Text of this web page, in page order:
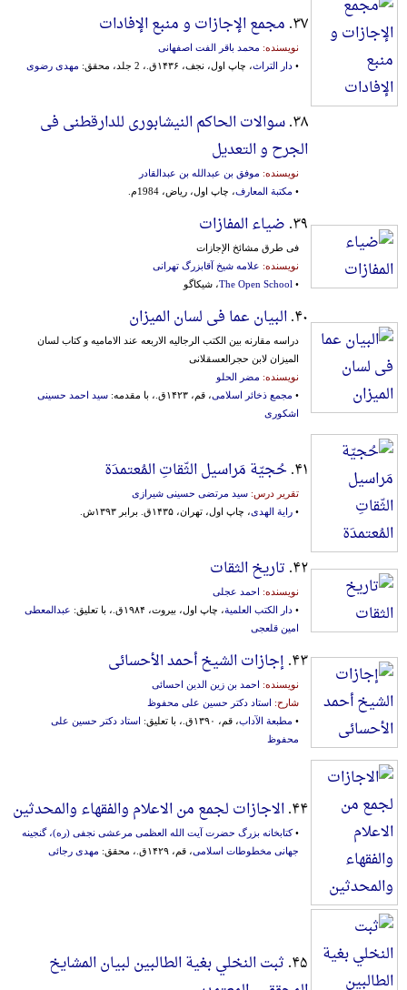
۳۷. مجمع الإجازات و منبع الإفادات
نویسنده: محمد باقر الفت اصفهانی
• دار التراث، چاپ اول، نجف، ۱۴۳۶ق.، 2 جلد، محقق: مهدی رضوی
۳۸. سوالات الحاکم النیشابوری للدارقطنی فی
الجرح و التعدیل
نویسنده: موفق بن عبدالله بن عبدالقادر
• مکتبة المعارف، چاپ اول، ریاض، 1984م.
۳۹. ضیاء المفازات
فی طرق مشائخ الإجازات
نویسنده: علامه شیخ آقابزرگ تهرانی
•
The Open School، شیکاگو
۴۰. البیان عما فی لسان المیزان
دراسه‌ مقارنه‌ بین‌ الکتب‌ الرجالیه‌ الاربعه‌ عند الامامیه‌ و کتاب‌ لسان‌
المیزان‌ لابن‌ حجرالعسقلانی‌
نویسنده: مضر الحلو
• مجمع ذخائر اسلامی، قم، ۱۴۲۳ق.، با مقدمه:
سید احمد حسینی
اشکوری
۴۱. حُجیّة مَراسیل الثّقاتِ المُعتمدَة
تقریر درس: سید مرتضی حسینی شیرازی
• رایة الهدی، چاپ اول، تهران، ۱۴۳۵ق. برابر ۱۳۹۳ش.
۴۲. تاریخ الثقات
نویسنده: احمد عجلی
• دار الکتب العلمیة، چاپ اول، بیروت، ۱۹۸۴ق.، با تعلیق:
عبدالمعطی
امین قلعجی
۴۳. إجازات الشیخ أحمد الأحسائی
نویسنده: احمد بن زین الدین احسائی
شارح: استاد دکتر حسین علی محفوظ
• مطبعة الآداب، قم، ۱۳۹۰ق.، با تعلیق:
استاد دکتر حسین علی
محفوظ
۴۴. الاجازات لجمع من الاعلام والفقهاء والمحدثین
•کتابخانه بزرگ حضرت آیت الله العظمی مرعشی نجفی (ره)، گنجینه
جهانی مخطوطات اسلامی، قم، ۱۴۲۹ق.، محقق: مهدی رجائی
۴۵. ثبت النخلي بغیة الطالبین لبیان المشایخ